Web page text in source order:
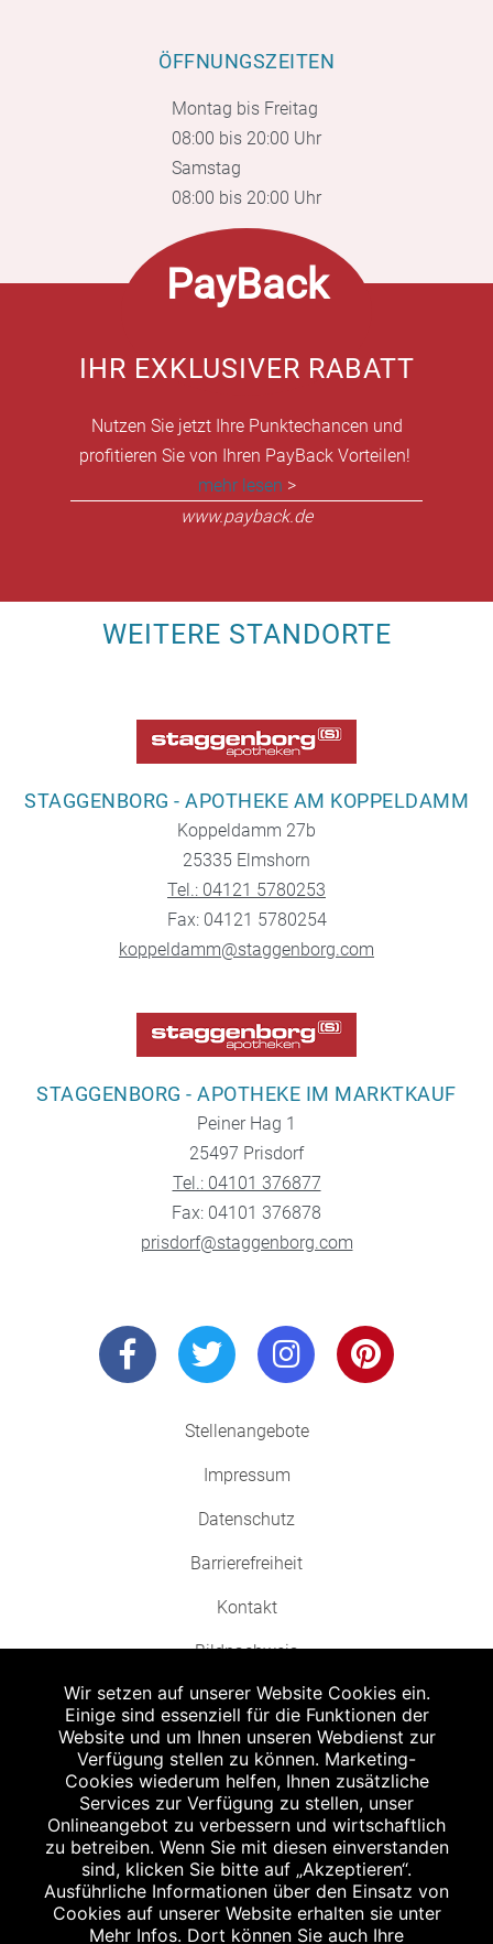
ÖFFNUNGSZEITEN
Montag bis Freitag
08:00 bis 20:00 Uhr
Samstag
08:00 bis 20:00 Uhr
PayBack
IHR EXKLUSIVER RABATT
Nutzen Sie jetzt Ihre Punktechancen und
profitieren Sie von Ihren PayBack Vorteilen!
mehr lesen >
www.payback.de
WEITERE STANDORTE
STAGGENBORG - APOTHEKE AM KOPPELDAMM
Koppeldamm 27b
25335 Elmshorn
Tel.: 04121 5780253
Fax: 04121 5780254
koppeldamm@staggenborg.com
STAGGENBORG - APOTHEKE IM MARKTKAUF
Peiner Hag 1
25497 Prisdorf
Tel.: 04101 376877
Fax: 04101 376878
prisdorf@staggenborg.com
Stellenangebote
Impressum
Datenschutz
Barrierefreiheit
Kontakt
Bildnachweis
Abgabe in haushaltsüblichen Mengen, solange der Vorrat reicht. Für Druck-
und Satzfehler keine Haftung.
Zu Risiken und Nebenwirkungen lesen Sie die Packungsbeilage und fragen
Sie Ihren Arzt oder Apotheker.
Angabe nach der deutschen Arzneimitteltaxe Apothekenerstattungspreis
(AEP). Der AEP ist keine unverbindliche Preisempfehlung der Hersteller. Der
AEP ist ein von den Apotheken in Ansatz gebrachter Preis für rezeptfreie
Arzneimittel. Er entspricht in der Höhe dem für Apotheken verbindlichen
Abgabepreis, zu dem eine Apotheke in bestimmten Fällen (z.B. bei Kindern
Wir setzen auf unserer Website Cookies ein.
Einige sind essenziell für die Funktionen der
Website und um Ihnen unseren Webdienst zur
Verfügung stellen zu können. Marketing-
Cookies wiederum helfen, Ihnen zusätzliche
Services zur Verfügung zu stellen, unser
Onlineangebot zu verbessern und wirtschaftlich
zu betreiben. Wenn Sie mit diesen einverstanden
sind, klicken Sie bitte auf „Akzeptieren“.
Ausführliche Informationen über den Einsatz von
Cookies auf unserer Website erhalten sie unter
Mehr Infos. Dort können Sie auch Ihre